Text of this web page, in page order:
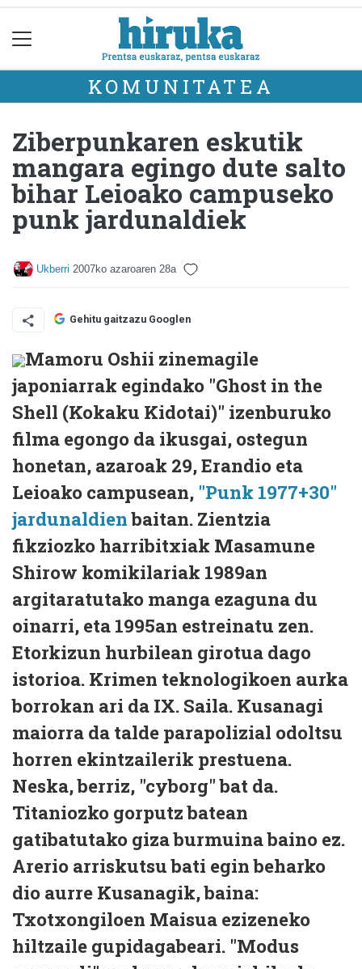
KOMUNITATEA
Ziberpunkaren eskutik
mangara egingo dute salto
bihar Leioako campuseko
punk jardunaldiek
Ukberri 2007ko azaroaren 28a
Gehitu gaitzazu Googlen
Mamoru Oshii zinemagile
japoniarrak egindako "Ghost in the
Shell (Kokaku Kidotai)" izenburuko
filma egongo da ikusgai, ostegun
honetan, azaroak 29, Erandio eta
Leioako campusean, "Punk 1977+30"
jardunaldienbaitan. Zientzia
fikziozko harribitxiak Masamune
Shirow komikilariak 1989an
argitaratutako manga ezaguna du
oinarri, eta 1995an estreinatu zen.
Etorkizun hurbilean girotua dago
istorioa. Krimen teknologikoen aurka
borrokan ari da IX. Saila. Kusanagi
maiorra da talde parapolizial odoltsu
horren ekintzailerik prestuena.
Neska, berriz, "cyborg" bat da.
Titaniozko gorputz batean
gatibatutako giza burmuina baino ez.
Arerio arriskutsu bati egin beharko
dio aurre Kusanagik, baina:
Txotxongiloen Maisua ezizeneko
hiltzaile gupidagabeari. "Modus